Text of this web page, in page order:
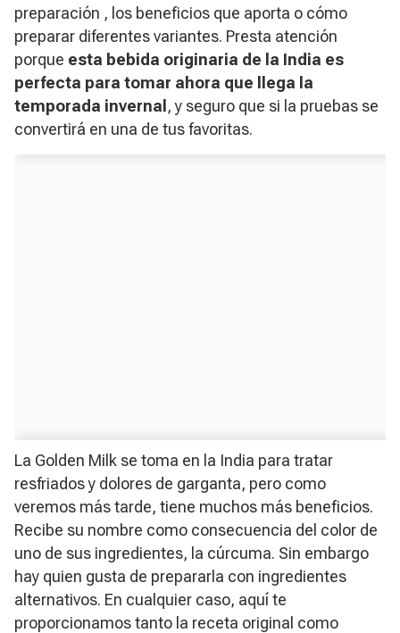
preparación , los beneficios que aporta o cómo
preparar diferentes variantes. Presta atención
porque esta bebida originaria de la India es
perfecta para tomar ahora que llega la
temporada invernal, y seguro que si la pruebas se
convertirá en una de tus favoritas.
La Golden Milk se toma en la India para tratar
resfriados y dolores de garganta, pero como
veremos más tarde, tiene muchos más beneficios.
Recibe su nombre como consecuencia del color de
uno de sus ingredientes, la cúrcuma. Sin embargo
hay quien gusta de prepararla con ingredientes
alternativos. En cualquier caso, aquí te
proporcionamos tanto la receta original como